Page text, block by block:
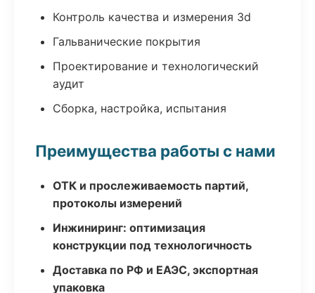
Контроль качества и измерения 3d
Гальванические покрытия
Проектирование и технологический
аудит
Сборка, настройка, испытания
Преимущества работы с нами
ОТК и прослеживаемость партий,
протоколы измерений
Инжиниринг: оптимизация
конструкции под технологичность
Доставка по РФ и ЕАЭС, экспортная
упаковка